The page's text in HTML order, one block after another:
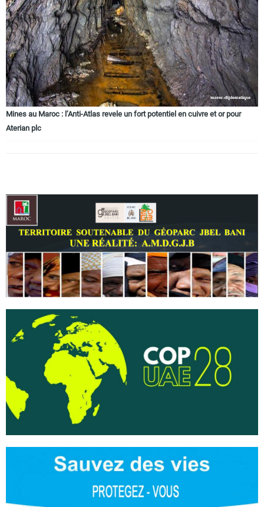
Circuits touristiques
Tourisme
Régions
Contact
Mines au Maroc : l’Anti-Atlas revele un fort potentiel en cuivre et or pour
Aterian plc